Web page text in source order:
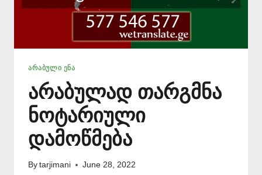
ᲐᲠᲐᲑᲣᲚᲘ ᲔᲜᲐ
არაბულად თარგმნა
ნოტარიული
დამოწმება
By tarjimani June 28, 2022